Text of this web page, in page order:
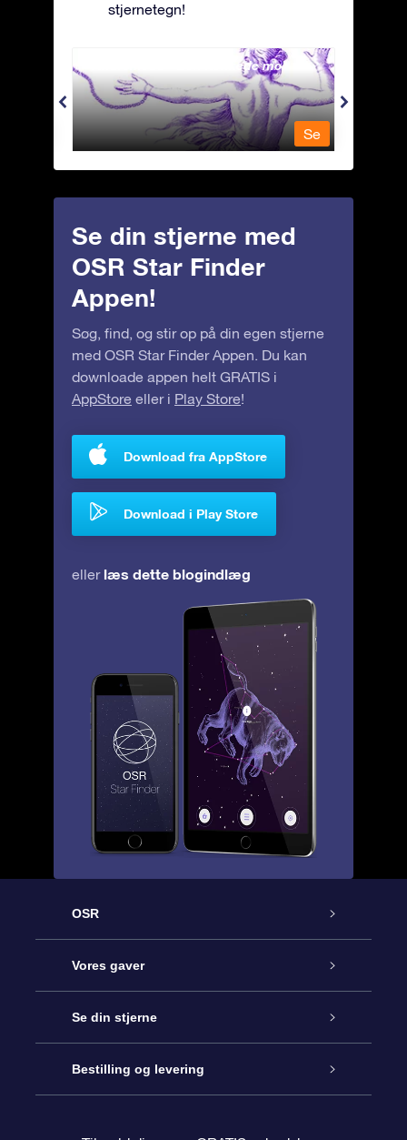
stjernetegn!
Andromeda - Den lænkede mø
Se
Se din stjerne med
OSR Star Finder
Appen!
Søg, find, og stir op på din egen stjerne
med OSR Star Finder Appen. Du kan
downloade appen helt GRATIS i
AppStore eller i Play Store!
Download fra AppStore
Download i Play Store
eller læs dette blogindlæg
OSR
Kundeservice
Kontakt os
Bloggen
Vores gaver
Online Stjernegave
OSR Gavepakke
Se din stjerne
Star Register
Bestilling og levering